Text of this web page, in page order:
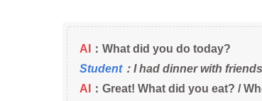
AI
：What did you do today?
Student：I had dinner with
AI
：Great! What did you eat? /